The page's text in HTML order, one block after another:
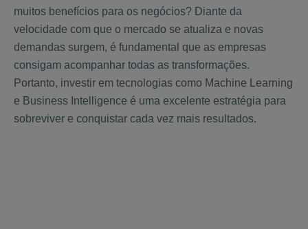
muitos benefícios para os negócios? Diante da
velocidade com que o mercado se atualiza e novas
demandas surgem, é fundamental que as empresas
consigam acompanhar todas as transformações.
Portanto, investir em tecnologias como Machine Learning
e Business Intelligence é uma excelente estratégia para
sobreviver e conquistar cada vez mais resultados.